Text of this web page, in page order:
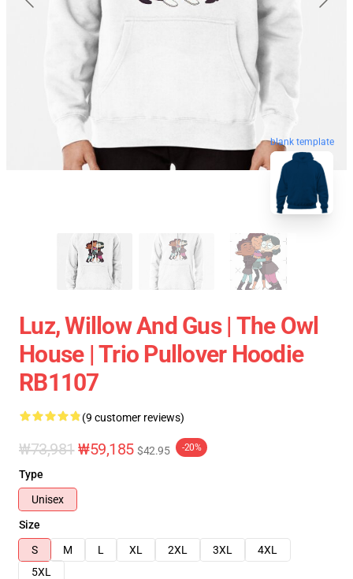
blank template
Luz, Willow And Gus | The Owl
House | Trio Pullover Hoodie
RB1107
(9 customer reviews)
₩73,981 ₩59,185 $42.95 -20%
Type
Unisex
Size
S
M L XL 2XL 3XL
4XL
5XL